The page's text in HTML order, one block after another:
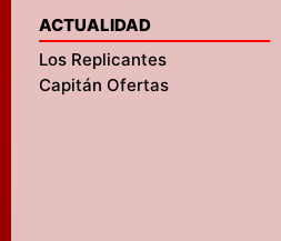
ACTUALIDAD
Los Replicantes
Capitán Ofertas